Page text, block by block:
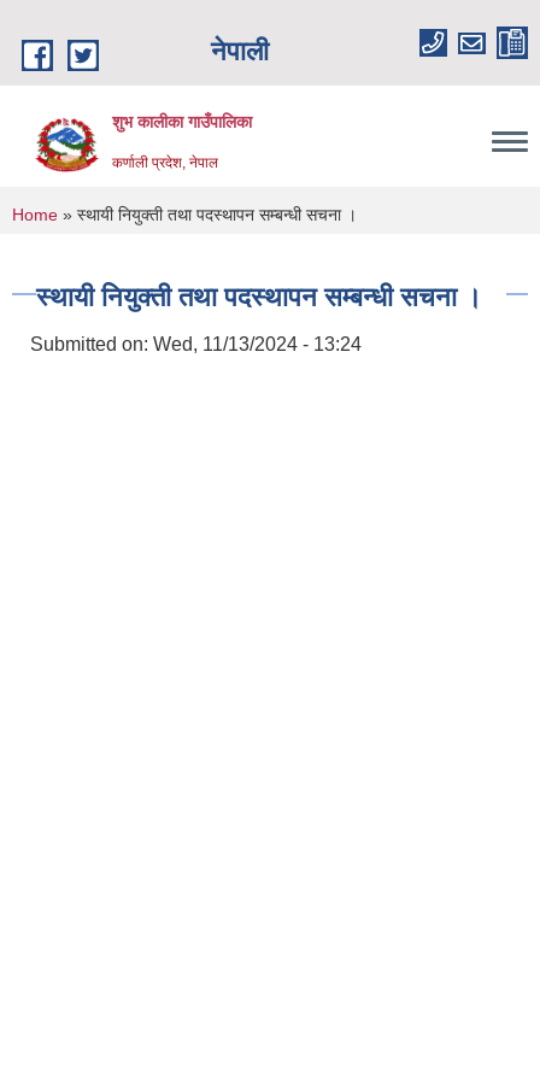
नेपाली
शुभ कालीका गाउँपालिका
कर्णाली प्रदेश, नेपाल
You are here
Home » स्थायी नियुक्ती तथा पदस्थापन सम्बन्धी सचना ।
स्थायी नियुक्ती तथा पदस्थापन सम्बन्धी सचना ।
Submitted on: Wed, 11/13/2024 - 13:24